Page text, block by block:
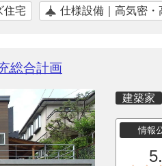
住宅 仕様設備｜高気密・
総合計画
建築家
情報